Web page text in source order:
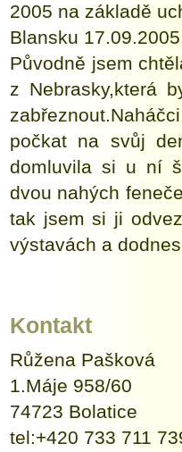
2005 na základě
Blansku
Původně jsem
z Nebrasky,která
počkat na svůj
domluvila si u ní
dvou nahých
tak jsem si ji
výstavách a
Kontakt
Růžena Pašková
1.Máje 958/60
74723 Bolatice
tel:+420 733 711